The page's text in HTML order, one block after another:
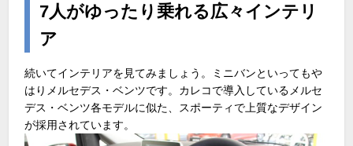
7人がゆったり乗れる広々インテリ
ア
続いてインテリアを見てみましょう。ミニバンといってもや
はりメルセデス・ベンツです。カレコで導入しているメルセ
デス・ベンツ各モデルに似た、スポーティで上質なデザイン
が採用されています。